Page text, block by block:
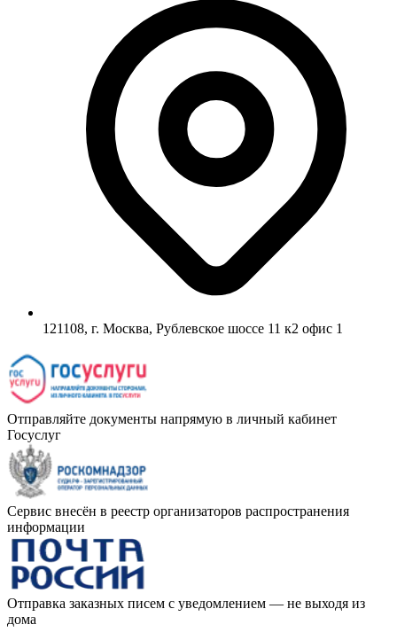
121108, г. Москва, Рублевское шоссе 11 к2 офис 1
Отправляйте документы напрямую в личный кабинет
Госуслуг
Сервис внесён в реестр организаторов распространения
информации
Отправка заказных писем с уведомлением — не выходя из
дома